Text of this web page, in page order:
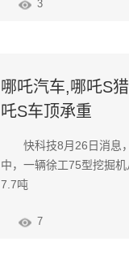
3
哪吒汽车,哪吒S
吒S车顶承重
快科技8月26日消息
中，一辆徐工75型挖掘
7.7吨
7